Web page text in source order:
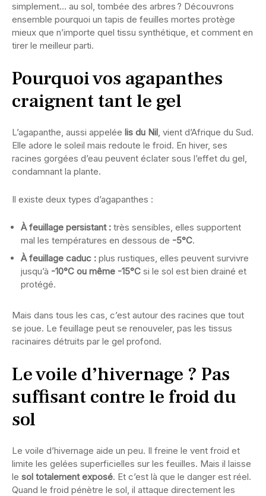
simplement… au sol, tombée des arbres ? Découvrons
ensemble pourquoi un tapis de feuilles mortes protège
mieux que n’importe quel tissu synthétique, et comment en
tirer le meilleur parti.
Pourquoi vos agapanthes
craignent tant le gel
L’agapanthe, aussi appelée lis du Nil, vient d’Afrique du Sud.
Elle adore le soleil mais redoute le froid. En hiver, ses
racines gorgées d’eau peuvent éclater sous l’effet du gel,
condamnant la plante.
Il existe deux types d’agapanthes :
À feuillage persistant : très sensibles, elles supportent
mal les températures en dessous de -5°C.
À feuillage caduc : plus rustiques, elles peuvent survivre
jusqu’à -10°C ou même -15°C si le sol est bien drainé et
protégé.
Mais dans tous les cas, c’est autour des racines que tout
se joue. Le feuillage peut se renouveler, pas les tissus
racinaires détruits par le gel profond.
Le voile d’hivernage ? Pas
suffisant contre le froid du
sol
Le voile d’hivernage aide un peu. Il freine le vent froid et
limite les gelées superficielles sur les feuilles. Mais il laisse
le sol totalement exposé. Et c’est là que le danger est réel.
Quand le froid pénètre le sol, il attaque directement les